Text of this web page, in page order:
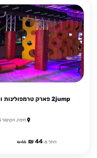
2jump פארק טרמפולינות ואטרקציות לכל המשפחה - סניף חיפה
חיפה, הקיטור 25, מתחם חוצות המפרץ בניין 7
החל מ-44 ₪
55 ₪